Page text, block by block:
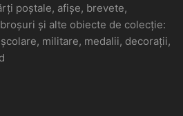
poștale, afișe, brevete,
și alte obiecte de colecție:
militare, medalii, decorații,